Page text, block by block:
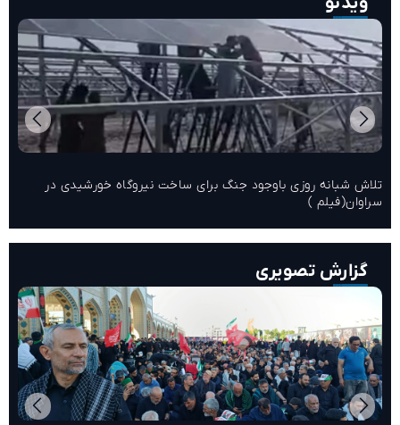
تلاش شبانه روزی باوجود جنگ برای ساخت نیروگاه خورشیدی در
سراوان(فیلم )
گزارش تصویری